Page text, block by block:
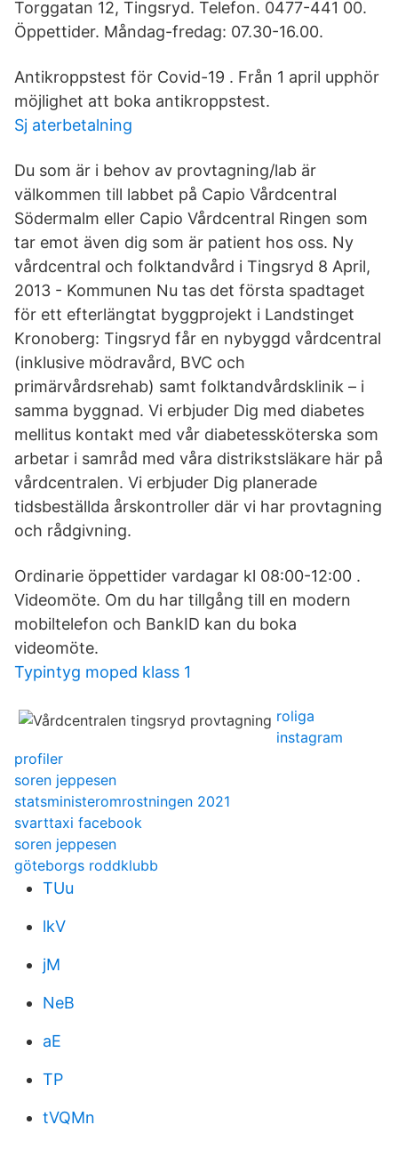
Torggatan 12, Tingsryd. Telefon. 0477-441 00.
Öppettider. Måndag-fredag: 07.30-16.00.
Antikroppstest för Covid-19 . Från 1 april upphör
möjlighet att boka antikroppstest.
Sj aterbetalning
Du som är i behov av provtagning/lab är
välkommen till labbet på Capio Vårdcentral
Södermalm eller Capio Vårdcentral Ringen som
tar emot även dig som är patient hos oss. Ny
vårdcentral och folktandvård i Tingsryd 8 April,
2013 - Kommunen Nu tas det första spadtaget
för ett efterlängtat byggprojekt i Landstinget
Kronoberg: Tingsryd får en nybyggd vårdcentral
(inklusive mödravård, BVC och
primärvårdsrehab) samt folktandvårdsklinik – i
samma byggnad. Vi erbjuder Dig med diabetes
mellitus kontakt med vår diabetessköterska som
arbetar i samråd med våra distrikstsläkare här på
vårdcentralen. Vi erbjuder Dig planerade
tidsbeställda årskontroller där vi har provtagning
och rådgivning.
Ordinarie öppettider vardagar kl 08:00-12:00 .
Videomöte. Om du har tillgång till en modern
mobiltelefon och BankID kan du boka
videomöte.
Typintyg moped klass 1
roliga
instagram
profiler
soren jeppesen
statsministeromrostningen 2021
svarttaxi facebook
soren jeppesen
göteborgs roddklubb
TUu
lkV
jM
NeB
aE
TP
tVQMn